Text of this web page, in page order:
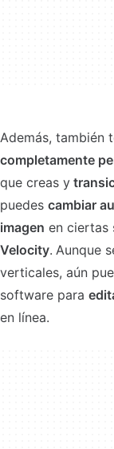
Además, también
completamente
que creas y
puedes cambiar
imagen en ciertas
Velocity. Aunque
verticales, aún
software para
en línea.